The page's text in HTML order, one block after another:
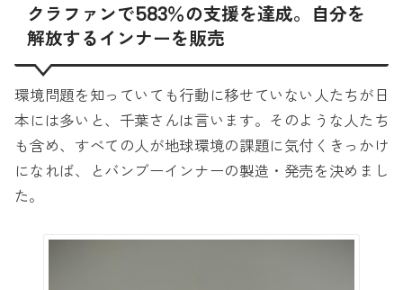
クラファンで583％の支援を達成。自分を
解放するインナーを販売
環境問題を知っていても行動に移せていない人たちが日
本には多いと、千葉さんは言います。そのような人たち
も含め、すべての人が地球環境の課題に気付くきっかけ
になれば、とバンブーインナーの製造・発売を決めまし
た。